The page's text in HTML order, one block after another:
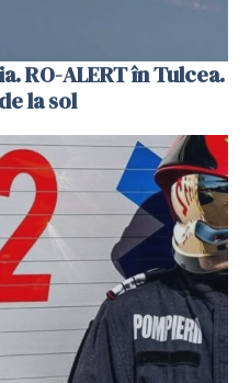
RO-ALERT în Tulcea.
la sol